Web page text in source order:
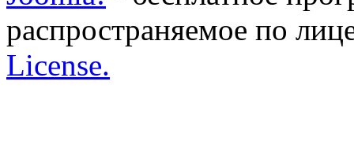
распространяемое по
License.